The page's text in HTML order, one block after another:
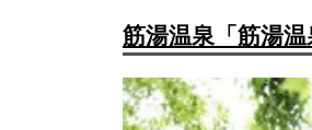
筋湯温泉「筋湯